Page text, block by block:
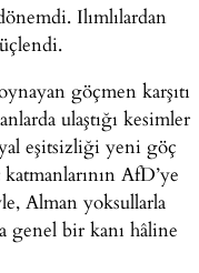
Ilımlılardan
göçmen karşıtı
ulaştığı kesimler
eşitsizliği yeni göç
AfD’ye
Alman yoksullarla
genel bir kanı hâline